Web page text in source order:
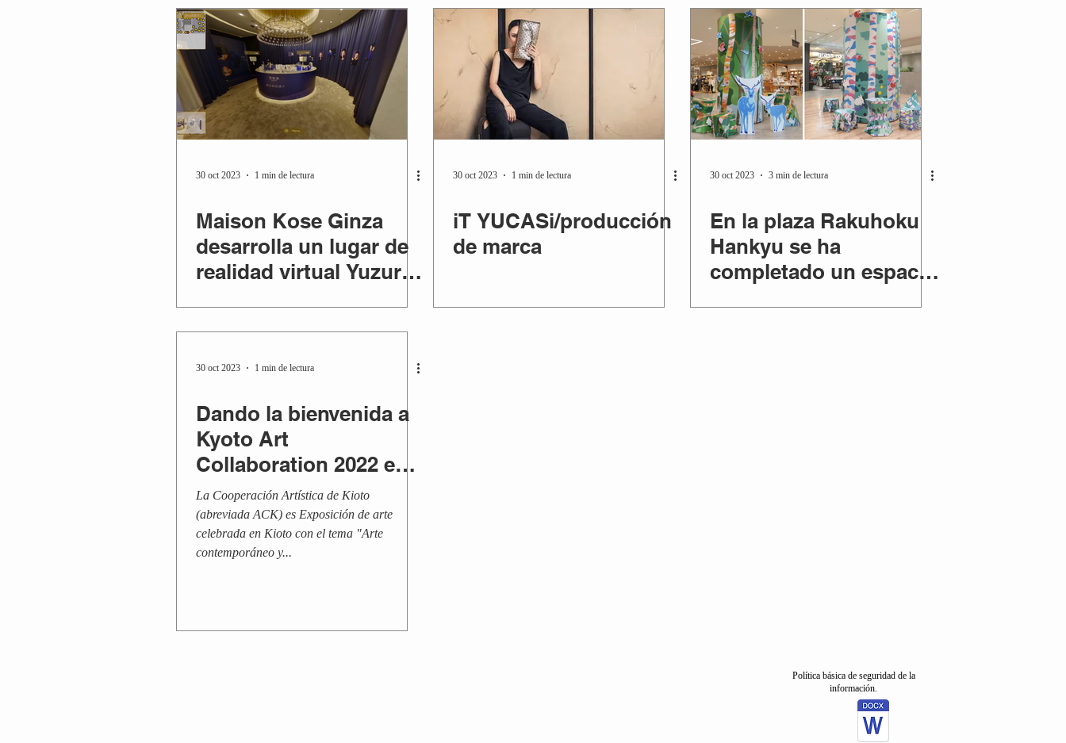
30 oct 2023 1 min de lectura
Maison Kose Ginza
desarrolla un lugar de
realidad virtual Yuzuru
30 oct 2023 1 min de lectura
iT YUCASi/producción
de marca
30 oct 2023 3 min de lectura
En la plaza Rakuhoku
Hankyu se ha
completado un espacio
30 oct 2023 1 min de lectura
Dando la bienvenida a
Kyoto Art
Collaboration 2022 en
el Museo de Arte
KYOCERA de la ciudad
de Ky...
La Cooperación Artística de Kioto
(abreviada ACK) es Exposición de arte
celebrada en Kioto con el tema "Arte
contemporáneo y...
Política básica de seguridad de la
información.